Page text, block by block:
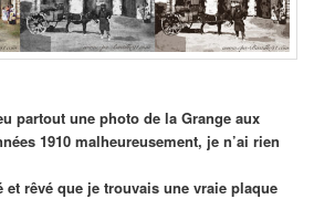
partout une photo de la Grange aux
1910 malheureusement, je n’ai rien
et rêvé que je trouvais une vraie plaque